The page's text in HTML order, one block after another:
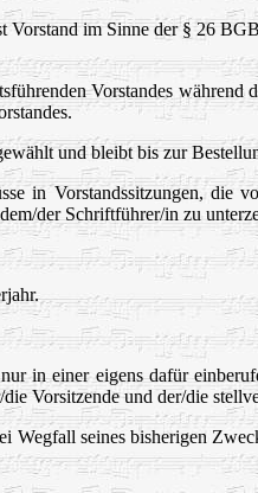
Vorstand im Sinne der § 26
Vorstandes während
und bleibt bis zur
in Vorstandssitzungen, die
der Schriftführer/in zu
in einer eigens dafür
Vorsitzende und der/die
Wegfall seines bisherigen